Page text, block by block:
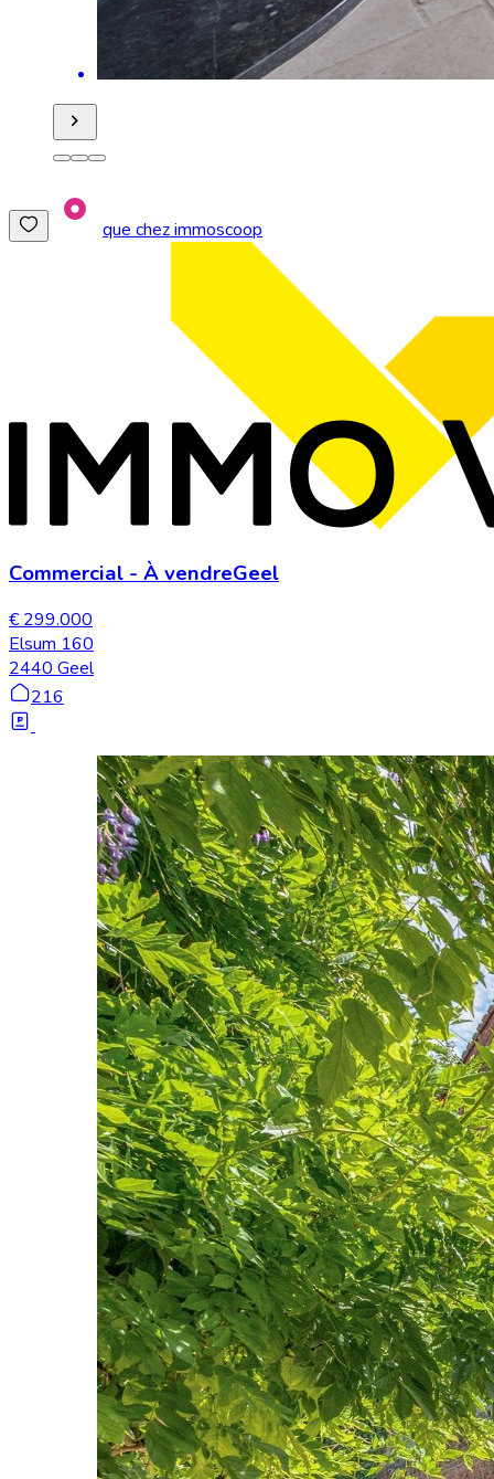
que chez immoscoop
Commercial - À vendreGeel
€ 299.000
Elsum 160
2440 Geel
216